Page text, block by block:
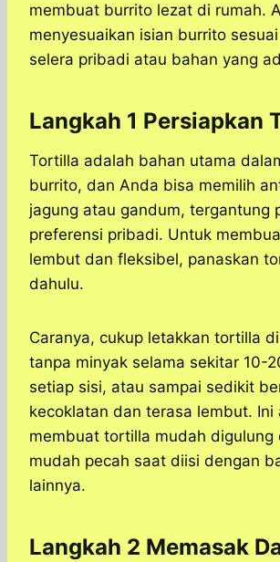
membuat burrito lezat di rumah.
menyesuaikan isian burrito
selera pribadi atau bahan yang
Langkah 1 Persiapkan
Tortilla adalah bahan utama
burrito, dan Anda bisa memilih
jagung atau gandum, tergantung
preferensi pribadi. Untuk
lembut dan fleksibel, panaskan
dahulu.
Caranya, cukup letakkan tortilla
tanpa minyak selama sekitar 10-
setiap sisi, atau sampai sedikit
kecoklatan dan terasa lembut. Ini
membuat tortilla mudah digulung
mudah pecah saat diisi dengan
lainnya.
Langkah 2 Memasak